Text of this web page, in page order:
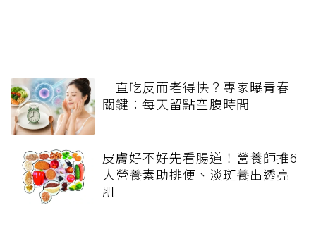
一直吃反而老得快？專家曝青春
關鍵：每天留點空腹時間
皮膚好不好先看腸道！營養師推6
大營養素助排便、淡斑養出透亮
肌